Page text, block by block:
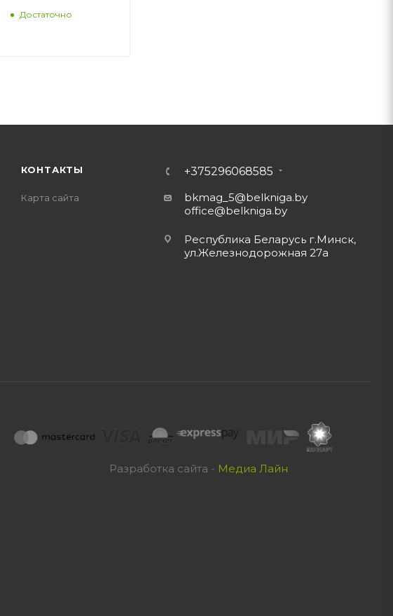
Достаточно
КОНТАКТЫ
Карта сайта
+375296068585
bkmag_5@belkniga.by
office@belkniga.by
Республика Беларусь г.Минск,
ул.Железнодорожная 27а
Разработка сайта - Медиа Лайн